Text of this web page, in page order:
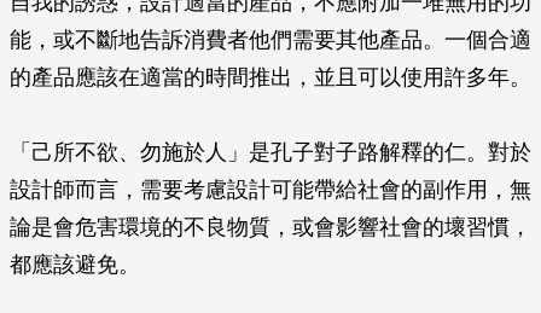
能，或不斷地告訴消費者他們需要其他產品。一個合適
的產品應該在適當的時間推出，並且可以使用許多年。
「己所不欲、勿施於人」是孔子對子路解釋的仁。對於
設計師而言，需要考慮設計可能帶給社會的副作用，無
論是會危害環境的不良物質，或會影響社會的壞習慣，
都應該避免。